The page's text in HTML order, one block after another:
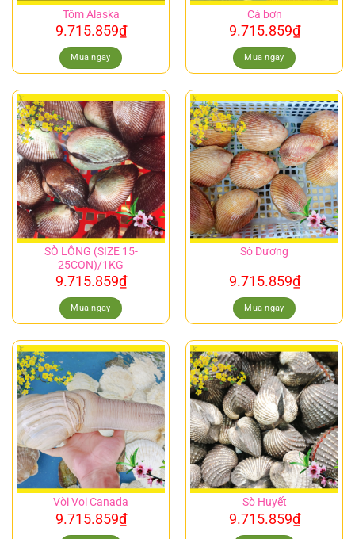
Tôm Alaska
9.715.859₫
Mua ngay
Cá bơn
9.715.859₫
Mua ngay
SÒ LÔNG (SIZE 15-
25CON)/1KG
9.715.859₫
Mua ngay
Sò Dương
9.715.859₫
Mua ngay
Vòi Voi Canada
9.715.859₫
Sò Huyết
9.715.859₫